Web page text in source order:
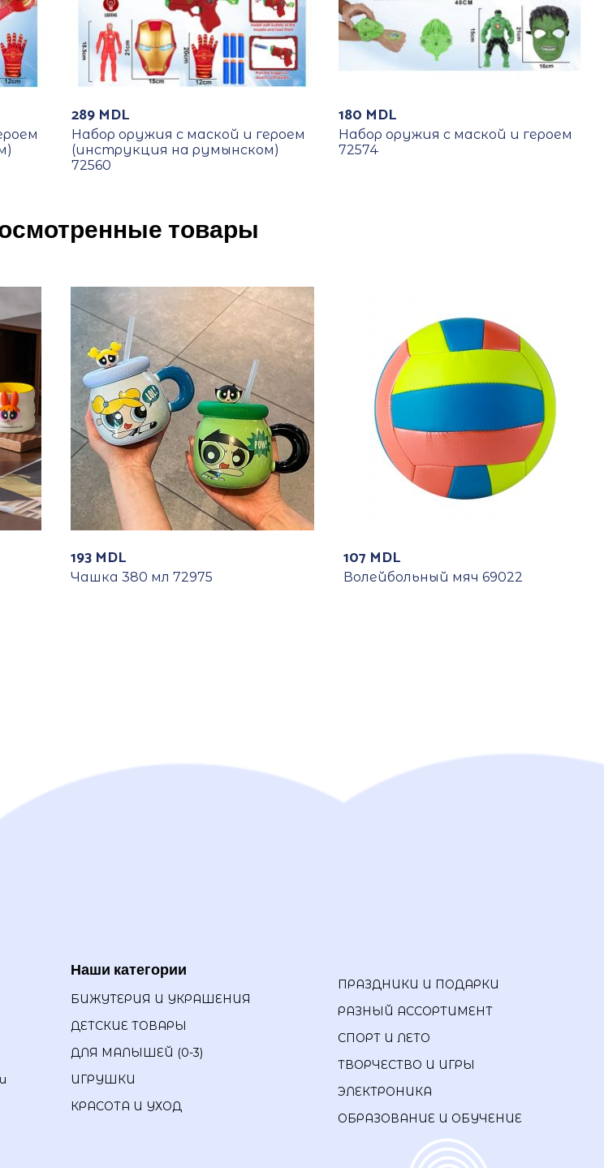
289 MDL
Набор оружия с маской и героем
(инструкция на румынском)
72560
180 MDL
Набор оружия с маской и героем
72574
товары
193 MDL
Чашка 380 мл 72975
107 MDL
Волейбольный мяч 69022
Наши категории
БИЖУТЕРИЯ И УКРАШЕНИЯ
ДЕТСКИЕ ТОВАРЫ
ДЛЯ МАЛЫШЕЙ (0-3)
ИГРУШКИ
КРАСОТА И УХОД
ПРАЗДНИКИ И ПОДАРКИ
РАЗНЫЙ АССОРТИМЕНТ
СПОРТ И ЛЕТО
ТВОРЧЕСТВО И ИГРЫ
ЭЛЕКТРОНИКА
ОБРАЗОВАНИЕ И ОБУЧЕНИЕ